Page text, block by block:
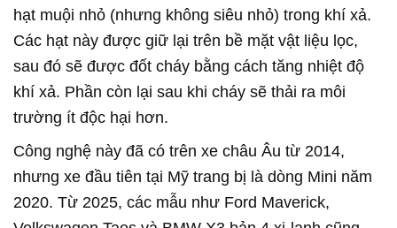
hạt muội nhỏ (nhưng không siêu nhỏ) trong khí xả.
Các hạt này được giữ lại trên bề mặt vật liệu lọc,
sau đó sẽ được đốt cháy bằng cách tăng nhiệt độ
khí xả. Phần còn lại sau khi cháy sẽ thải ra môi
trường ít độc hại hơn.
Công nghệ này đã có trên xe châu Âu từ 2014,
nhưng xe đầu tiên tại Mỹ trang bị là dòng Mini năm
2020. Từ 2025, các mẫu như Ford Maverick,